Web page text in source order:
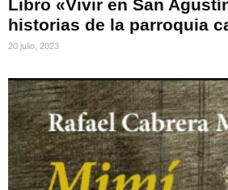
Libro «Vivir en San
historias de la parroquia
20 julio, 2023